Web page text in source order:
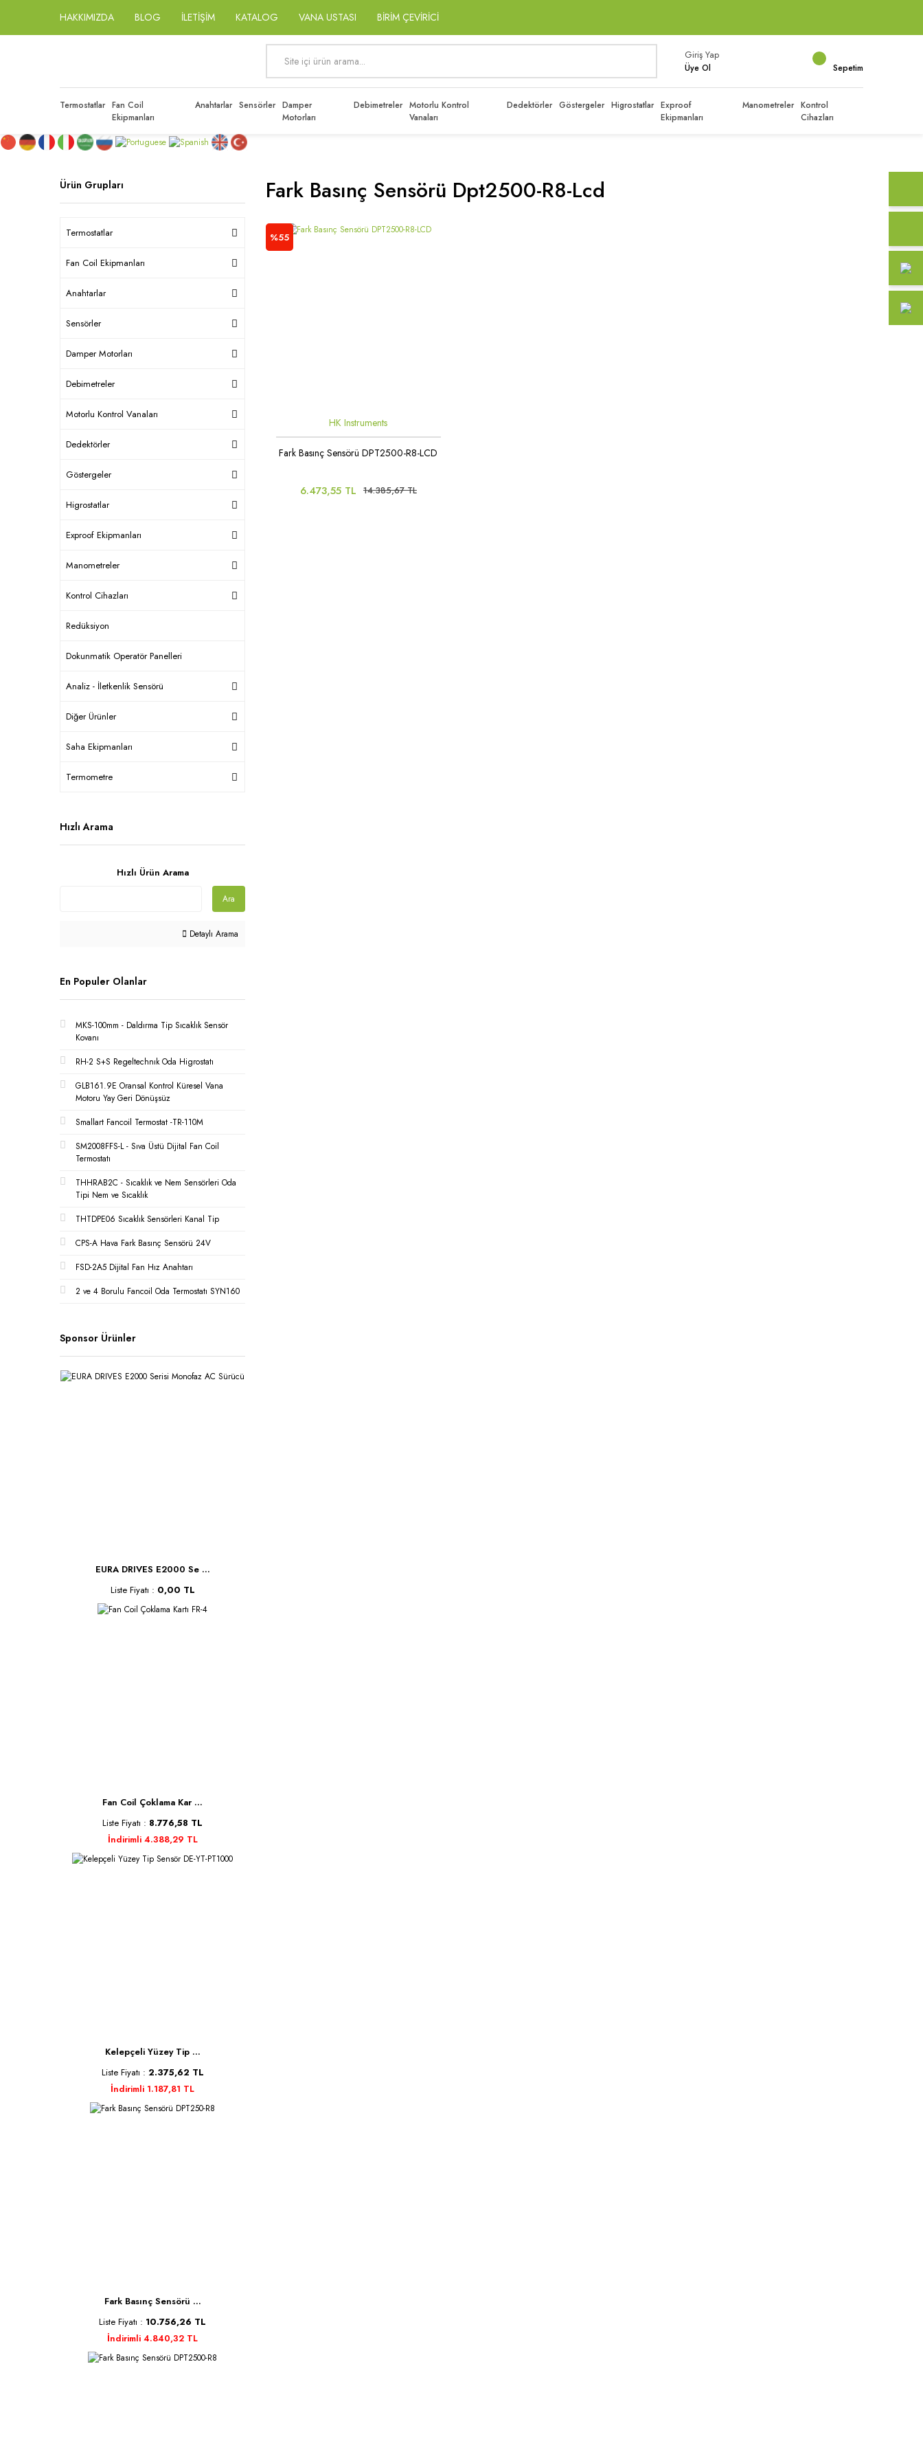
HAKKIMIZDA BLOG İLETİŞİM KATALOG VANA USTASI BİRİM ÇEVİRİCİ
Giriş Yap
Üye Ol Sepetim
Termostatlar Fan Coil
Ekipmanları
Anahtarlar Sensörler Damper
Motorları
Debimetreler Motorlu Kontrol
Vanaları
Dedektörler Göstergeler Higrostatlar Exproof
Ekipmanları
Manometreler Kontrol
Cihazları
Ürün Grupları
Termostatlar
Fan Coil Ekipmanları
Anahtarlar
Sensörler
Damper Motorları
Debimetreler
Motorlu Kontrol Vanaları
Dedektörler
Göstergeler
Higrostatlar
Exproof Ekipmanları
Manometreler
Kontrol Cihazları
Redüksiyon
Dokunmatik Operatör Panelleri
Analiz - İletkenlik Sensörü
Diğer Ürünler
Saha Ekipmanları
Termometre
Hızlı Arama
Hızlı Ürün Arama
Ara
Detaylı Arama
En Populer Olanlar
MKS-100mm - Daldırma Tip Sıcaklık Sensör
Kovanı
RH-2 S+S Regeltechnık Oda Higrostatı
GLB161.9E Oransal Kontrol Küresel Vana
Motoru Yay Geri Dönüşsüz
Smallart Fancoil Termostat -TR-110M
SM2008FFS-L - Sıva Üstü Dijital Fan Coil
Termostatı
THHRAB2C - Sıcaklık ve Nem Sensörleri Oda
Tipi Nem ve Sıcaklık
THTDPE06 Sıcaklık Sensörleri Kanal Tip
CPS-A Hava Fark Basınç Sensörü 24V
FSD-2A5 Dijital Fan Hız Anahtarı
2 ve 4 Borulu Fancoil Oda Termostatı SYN160
Sponsor Ürünler
EURA DRIVES E2000 Se ...
Liste Fiyatı : 0,00 TL
Fan Coil Çoklama Kar ...
Liste Fiyatı : 8.776,58 TL
İndirimli 4.388,29 TL
Kelepçeli Yüzey Tip ...
Liste Fiyatı : 2.375,62 TL
İndirimli 1.187,81 TL
Fark Basınç Sensörü ...
Liste Fiyatı : 10.756,26 TL
İndirimli 4.840,32 TL
Fark Basınç Sensörü Dpt2500-R8-Lcd
%55
HK Instruments
Fark Basınç Sensörü DPT2500-R8-LCD
6.473,55 TL 14.385,67 TL